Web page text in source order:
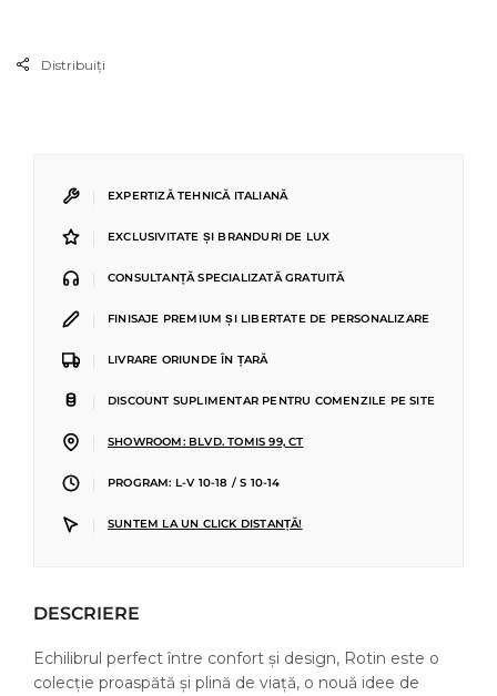
Distribuiți
EXPERTIZĂ TEHNICĂ ITALIANĂ
EXCLUSIVITATE ȘI BRANDURI DE LUX
CONSULTANȚĂ SPECIALIZATĂ GRATUITĂ
FINISAJE PREMIUM ȘI LIBERTATE DE PERSONALIZARE
LIVRARE ORIUNDE ÎN ȚARĂ
DISCOUNT SUPLIMENTAR PENTRU COMENZILE PE SITE
SHOWROOM: BLVD. TOMIS 99, CT
PROGRAM: L-V 10-18 / S 10-14
SUNTEM LA UN CLICK DISTANȚĂ!
DESCRIERE
Echilibrul perfect între confort și design, Rotin este o
colecție proaspătă și plină de viață, o nouă idee de